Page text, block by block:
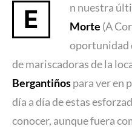
E n nuestra
Morte (A
oportunidad
de mariscadoras de la
Bergantiñospara ver en
día a día de estas
conocer, aunque fuera